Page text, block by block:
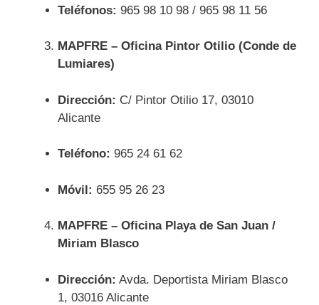
Teléfonos: 965 98 10 98 / 965 98 11 56
MAPFRE – Oficina Pintor Otilio (Conde de
Lumiares)
Dirección: C/ Pintor Otilio 17, 03010
Alicante
Teléfono: 965 24 61 62
Móvil: 655 95 26 23
MAPFRE – Oficina Playa de San Juan /
Miriam Blasco
Dirección: Avda. Deportista Miriam Blasco
1, 03016 Alicante